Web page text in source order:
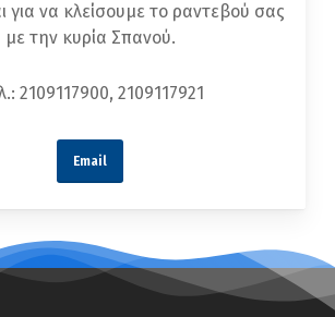
για να κλείσουμε το ραντεβού σας
με την κυρία Σπανού.
2109117900, 2109117921
Email